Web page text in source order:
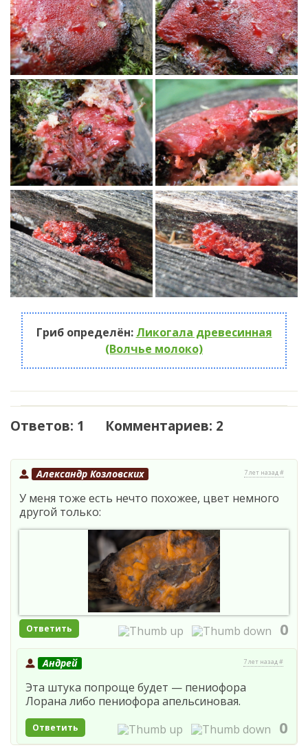
Гриб определён: Ликогала древесинная
(Волчье молоко)
Ответов: 1 Комментариев: 2
Александр Козловских 7 лет назад #
У меня тоже есть нечто похожее, цвет немного
другой только:
Ответить 0
Андрей 7 лет назад #
Эта штука попроще будет — пениофора
Лорана либо пениофора апельсиновая.
Ответить 0